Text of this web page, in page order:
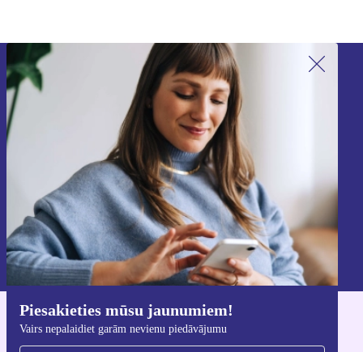
Piesakieties mūsu jaunumiem!
Vairs nepalaidiet garām nevienu piedāvājumu
Piesakieties mūsu jaunumu
saņemšanai!
Nekad vairs nepalaidiet garām nevienu
piedāvājumu.
Reģistrēties
Informāciju par personas datu izmantošanu varat atrast mūsu
Privātuma politikā.
Lejupielādējiet refurbed lietotni
iOS un Android ierīcēm